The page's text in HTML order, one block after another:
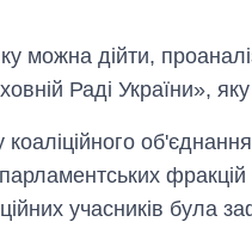
можна дійти,
Раді України»,
коаліційного
парламентських
учасників